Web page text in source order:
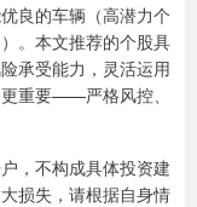
良的车辆（高潜力个
。本文推荐的个股具
承受能力，灵活运用
重要——严格风控、
，不构成具体投资建
损失，请根据自身情